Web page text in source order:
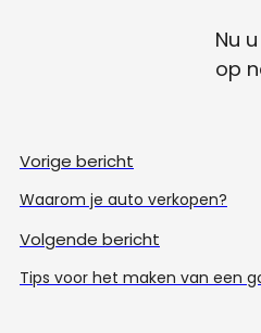
Nu
op
Vorige bericht
Waarom je auto verkopen?
Volgende bericht
Tips voor het maken van een